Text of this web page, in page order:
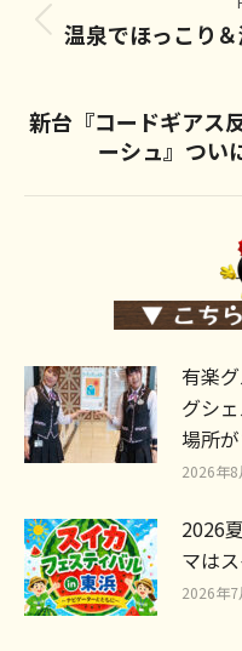
navigation
温泉でほっこり
新台『コードギアス
ーシュ』つい
有楽
グシ
場所
2026年8
2026
マは
2026年7